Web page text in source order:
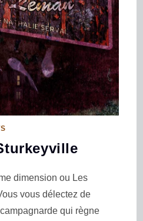
dimension ou Les
vous délectez de
campagnarde qui règne